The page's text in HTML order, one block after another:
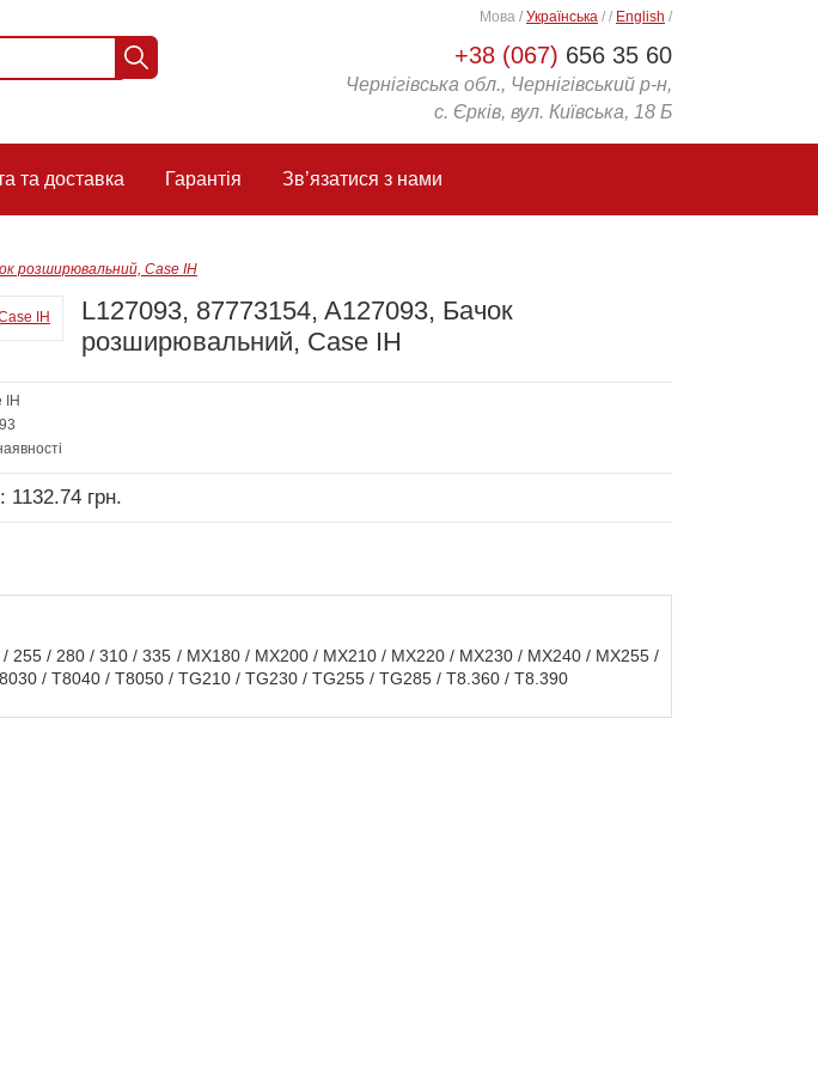
+38 (067) 656 35 60
Чернігівська обл., Чернігівський р-н,
с. Єрків, вул. Київська, 18 Б
Мова / Українська / / English /
та доставка Гарантія Зв’язатися з нами
розширювальний, Case IH
L127093, 87773154, A127093, Бачок
розширювальний, Case IH
IH
грн.
255 / 280 / 310 / 335 / MX180 / MX200 / MX210 / MX220 / MX230 / MX240 / MX255 /
/ T8040 / T8050 / TG210 / TG230 / TG255 / TG285 / T8.360 / T8.390